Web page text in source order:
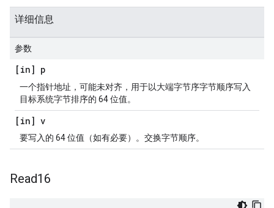
详细信息
参数
[in] p
一个指针地址，可能未对齐，用于以大端字节序字节顺序写入
目标系统字节排序的 64 位值。
[in] v
要写入的 64 位值（如有必要）。交换字节顺序。
Read16